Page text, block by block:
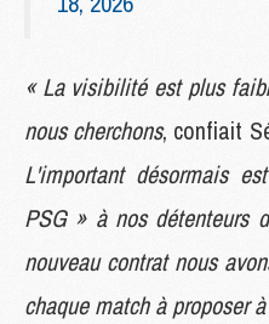
« La visibilité est plus
nous cherchons, confiait
L'important désormais
PSG » à nos détenteurs
nouveau contrat nous
chaque match à proposer